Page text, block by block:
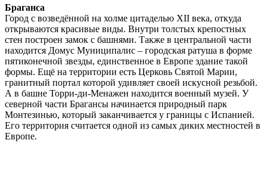
Браганса
Город с возведённой на холме цитаделью XII века, откуда
открываются красивые виды. Внутри толстых крепостных
стен построен замок с башнями. Также в центральной части
находится Домус Муниципалис – городская ратуша в форме
пятиконечной звезды, единственное в Европе здание такой
формы. Ещё на территории есть Церковь Святой Марии,
гранитный портал которой удивляет своей искусной резьбой.
А в башне Торри-ди-Менажен находится военный музей. У
северной части Брагансы начинается природный парк
Монтезинью, который заканчивается у границы с Испанией.
Его территория считается одной из самых диких местностей в
Европе.